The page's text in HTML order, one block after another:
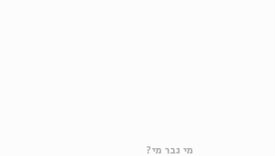
מי גבר מי?